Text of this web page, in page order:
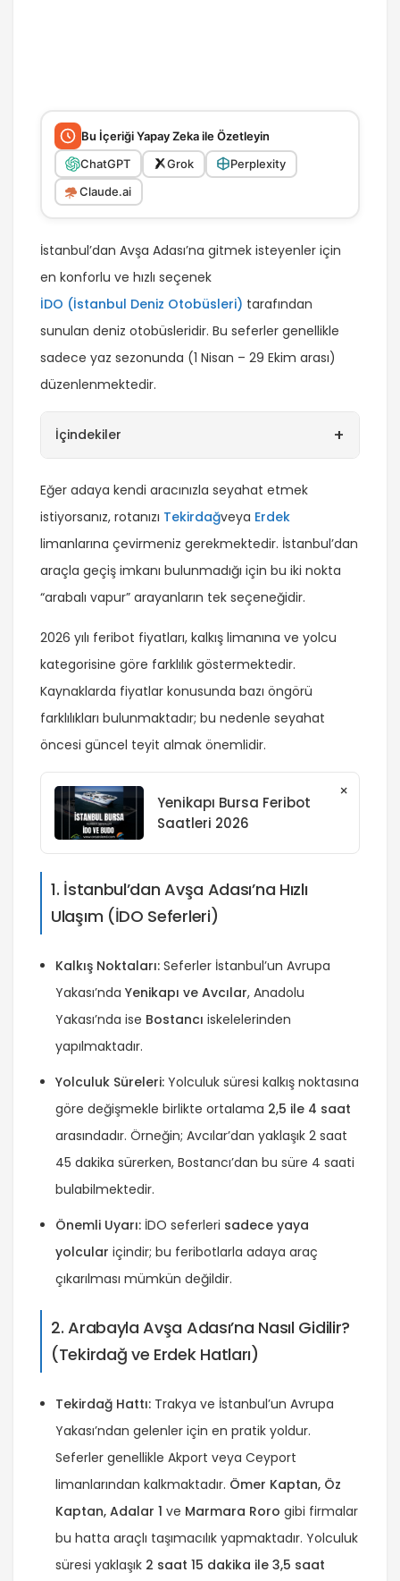
Bu İçeriği Yapay Zeka ile Özetleyin
ChatGPT
Grok
Perplexity
Claude.ai
İstanbul’dan Avşa Adası’na gitmek isteyenler için
en konforlu ve hızlı seçenek
İDO (İstanbul Deniz Otobüsleri) tarafından
sunulan deniz otobüsleridir. Bu seferler genellikle
sadece yaz sezonunda (1 Nisan – 29 Ekim arası)
düzenlenmektedir.
İçindekiler +
Eğer adaya kendi aracınızla seyahat etmek
istiyorsanız, rotanızı Tekirdağveya Erdek
limanlarına çevirmeniz gerekmektedir. İstanbul’dan
araçla geçiş imkanı bulunmadığı için bu iki nokta
“arabalı vapur” arayanların tek seçeneğidir.
2026 yılı feribot fiyatları, kalkış limanına ve yolcu
kategorisine göre farklılık göstermektedir.
Kaynaklarda fiyatlar konusunda bazı öngörü
farklılıkları bulunmaktadır; bu nedenle seyahat
öncesi güncel teyit almak önemlidir.
Yenikapı Bursa Feribot
Saatleri 2026
×
1. İstanbul’dan Avşa Adası’na Hızlı
Ulaşım (İDO Seferleri)
Kalkış Noktaları: Seferler İstanbul’un Avrupa
Yakası’nda Yenikapı ve Avcılar, Anadolu
Yakası’nda ise Bostancı iskelelerinden
yapılmaktadır.
Yolculuk Süreleri: Yolculuk süresi kalkış noktasına
göre değişmekle birlikte ortalama 2,5 ile 4 saat
arasındadır. Örneğin; Avcılar’dan yaklaşık 2 saat
45 dakika sürerken, Bostancı’dan bu süre 4 saati
bulabilmektedir.
Önemli Uyarı: İDO seferleri sadece yaya
yolcular içindir; bu feribotlarla adaya araç
çıkarılması mümkün değildir.
2. Arabayla Avşa Adası’na Nasıl Gidilir?
(Tekirdağ ve Erdek Hatları)
Tekirdağ Hattı: Trakya ve İstanbul’un Avrupa
Yakası’ndan gelenler için en pratik yoldur.
Seferler genellikle Akport veya Ceyport
limanlarından kalkmaktadır. Ömer Kaptan, Öz
Kaptan, Adalar 1 ve Marmara Roro gibi firmalar
bu hatta araçlı taşımacılık yapmaktadır. Yolculuk
süresi yaklaşık 2 saat 15 dakika ile 3,5 saat